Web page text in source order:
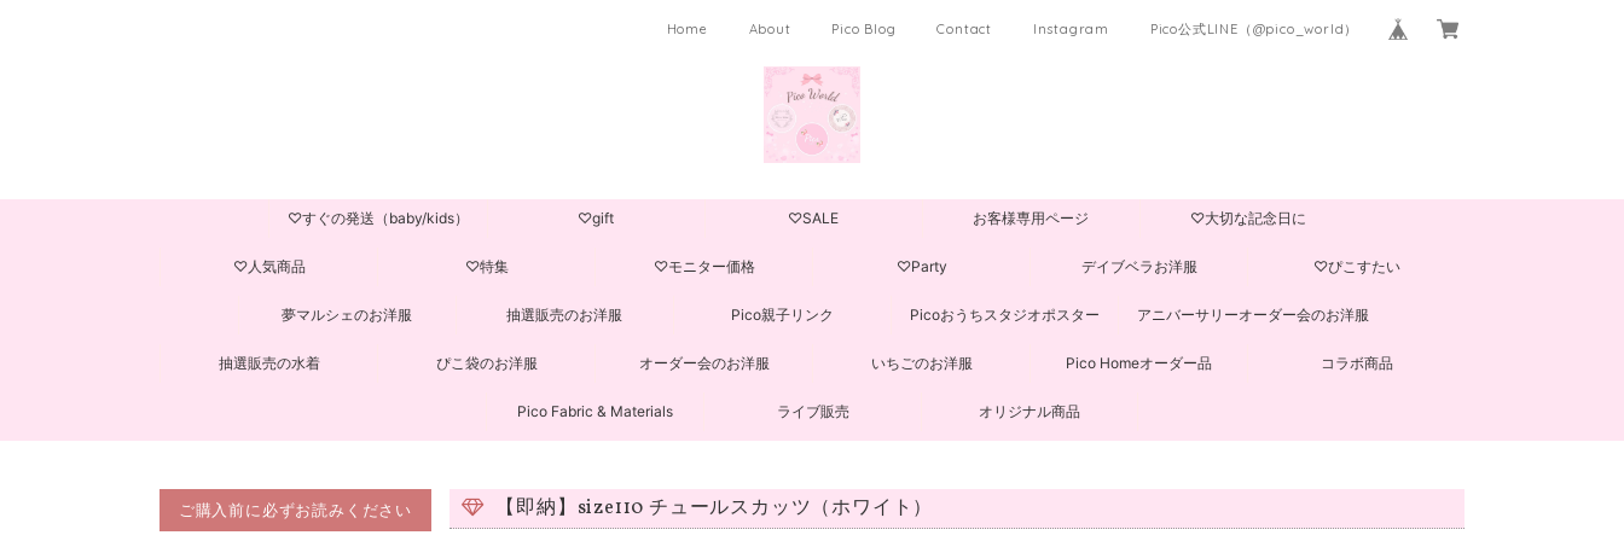
Home About Pico Blog Contact Instagram Pico公式LINE（@pico_world）
♡すぐの発送（baby/kids） ♡gift ♡SALE お客様専用ページ ♡大切な記念日に
♡人気商品 ♡特集 ♡モニター価格 ♡Party デイブベラお洋服 ♡ぴこすたい
夢マルシェのお洋服 抽選販売のお洋服 Pico親子リンク Picoおうちスタジオポスター アニバーサリーオーダー会のお洋服
抽選販売の水着 ぴこ袋のお洋服 オーダー会のお洋服 いちごのお洋服 Pico Homeオーダー品 コラボ商品
Pico Fabric & Materials ライブ販売 オリジナル商品
ご購入前に必ずお読みください 【即納】size110 チュールスカッツ（ホワイト）